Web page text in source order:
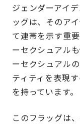
ジェンダーアイ
ッグは、そのア
て連帯を示す重
ーセクシュアル
ーセクシュアル
ティティを表現
を持っています。
このフラッグは